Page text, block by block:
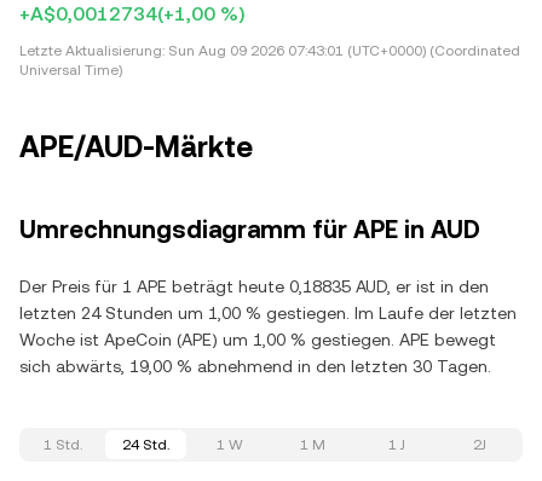
+A$0,0012734(+1,00 %)
Letzte Aktualisierung: Sun Aug 09 2026 07:43:01 (UTC+0000) (Coordinated
Universal Time)
APE/AUD-Märkte
Umrechnungsdiagramm für APE in AUD
Der Preis für 1 APE beträgt heute 0,18835 AUD, er ist in den
letzten 24 Stunden um 1,00 % gestiegen. Im Laufe der letzten
Woche ist ApeCoin (APE) um 1,00 % gestiegen. APE bewegt
sich abwärts, 19,00 % abnehmend in den letzten 30 Tagen.
1 Std. 24 Std. 1 W 1 M 1 J 2J